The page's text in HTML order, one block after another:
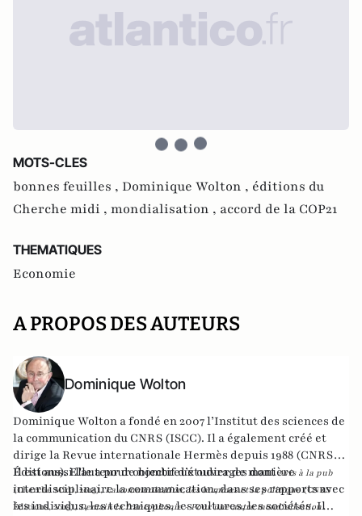
MOTS-CLES
bonnes feuilles , Dominique Wolton , éditions du
Cherche midi , mondialisation , accord de la COP21
THEMATIQUES
Economie
A PROPOS DES AUTEURS
Dominique Wolton
Dominique Wolton a fondé en 2007 l’Institut des sciences de
la communication du CNRS (ISCC). Il a également créé et
dirige la Revue internationale Hermès depuis 1988 (CNRS
Éditions). Elle a pour objectif d’étudier de manière
interdisciplinaire la communication, dans ses rapports avec
les individus, les techniques, les cultures, les sociétés. Il
Il est aussi l'auteur de nombreux ouvrages dontAvis à la pub
(Cherche Midi, 2015),La communication, les hommes et la politique(CNRS
Éditions, 2015),Demain la francophonie - Pour une autre mondialisation